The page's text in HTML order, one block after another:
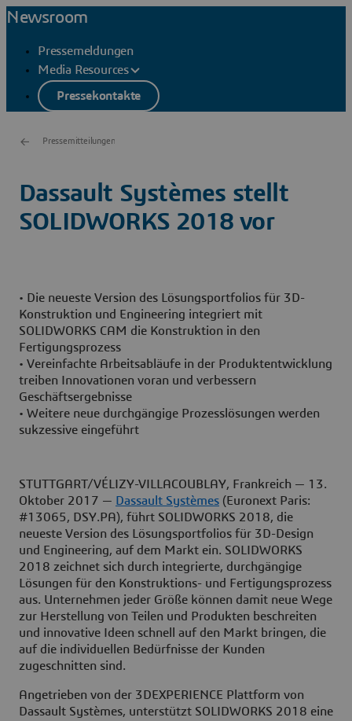
Newsroom
Pressemeldungen
Media Resources
Pressekontakte
Pressemitteilungen
Dassault Systèmes stellt
SOLIDWORKS 2018 vor
• Die neueste Version des Lösungsportfolios für 3D-
Konstruktion und Engineering integriert mit
SOLIDWORKS CAM die Konstruktion in den
Fertigungsprozess
• Vereinfachte Arbeitsabläufe in der Produktentwicklung
treiben Innovationen voran und verbessern
Geschäftsergebnisse
• Weitere neue durchgängige Prozesslösungen werden
sukzessive eingeführt
STUTTGART/VÉLIZY-VILLACOUBLAY, Frankreich — 13.
Oktober 2017 — Dassault Systèmes (Euronext Paris:
#13065, DSY.PA), führt SOLIDWORKS 2018, die
neueste Version des Lösungsportfolios für 3D-Design
und Engineering, auf dem Markt ein. SOLIDWORKS
2018 zeichnet sich durch integrierte, durchgängige
Lösungen für den Konstruktions- und Fertigungsprozess
aus. Unternehmen jeder Größe können damit neue Wege
zur Herstellung von Teilen und Produkten beschreiten
und innovative Ideen schnell auf den Markt bringen, die
auf die individuellen Bedürfnisse der Kunden
zugeschnitten sind.
Angetrieben von der 3DEXPERIENCE Plattform von
Dassault Systèmes, unterstützt SOLIDWORKS 2018 eine